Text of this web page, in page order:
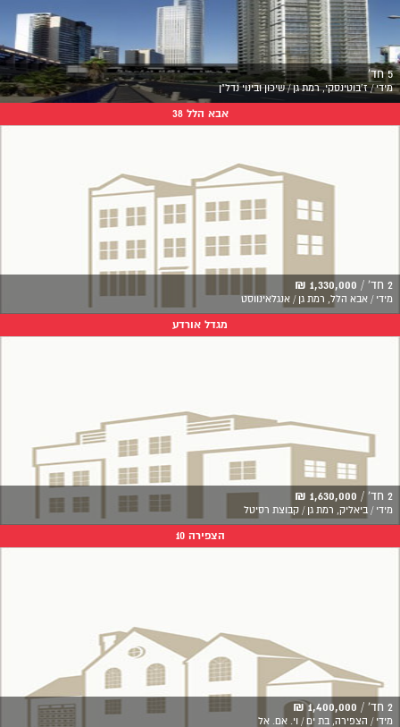
5 חד'
מידי / ז'בוטינסקי, רמת גן / שיכון ובינוי נדל"ן
אבא הלל 38
2 חד' / 1,330,000 ₪
מידי / אבא הלל, רמת גן / אנגלאינווסט
מגדל אורדע
2 חד' / 1,630,000 ₪
מידי / ביאליק, רמת גן / קבוצת רסיטל
הצפירה 10
2 חד' / 1,400,000 ₪
מידי / הצפירה, בת ים / וי. אם. אל